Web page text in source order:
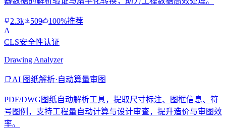
2.3k 509
100%推荐
A
CLS安全性认证
Drawing Analyzer
📑AI 图纸解析·自动算量审图
PDF/DWG图纸自动解析工具，提取尺寸标注、图框信息、符
号图例，支持工程量自动计算与设计审查，提升造价与审图效
率。